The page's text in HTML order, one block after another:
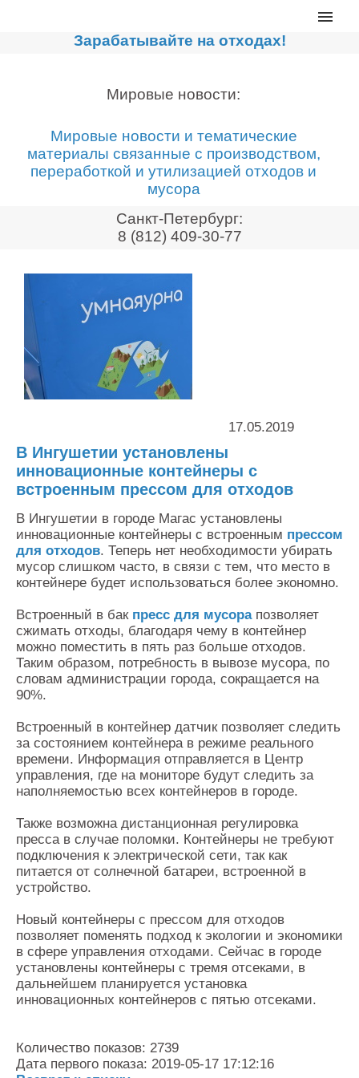
Главная
Сортировочные линии
Дробильное оборудование
Компакторы, контейнеры
Реализованные проекты
Видео
Мировые новости
О нас
Контакты
Оставить заявку
Зарабатывайте на отходах!
Мировые новости:
Мировые новости и тематические
материалы связанные с производством,
переработкой и утилизацией отходов и
мусора
Санкт-Петербург:
8 (812) 409-30-77
17.05.2019
В Ингушетии установлены
инновационные контейнеры с
встроенным прессом для отходов
В Ингушетии в городе Магас установлены
инновационные контейнеры с встроенным прессом
для отходов. Теперь нет необходимости убирать
мусор слишком часто, в связи с тем, что место в
контейнере будет использоваться более экономно.
Встроенный в бак пресс для мусорапозволяет
сжимать отходы, благодаря чему в контейнер
можно поместить в пять раз больше отходов.
Таким образом, потребность в вывозе мусора, по
словам администрации города, сокращается на
90%.
Встроенный в контейнер датчик позволяет следить
за состоянием контейнера в режиме реального
времени. Информация отправляется в Центр
управления, где на мониторе будут следить за
наполняемостью всех контейнеров в городе.
Также возможна дистанционная регулировка
пресса в случае поломки. Контейнеры не требуют
подключения к электрической сети, так как
питается от солнечной батареи, встроенной в
устройство.
Новый контейнеры с прессом для отходов
позволяет поменять подход к экологии и экономики
в сфере управления отходами. Сейчас в городе
установлены контейнеры с тремя отсеками, в
дальнейшем планируется установка
инновационных контейнеров с пятью отсеками.
Количество показов: 2739
Дата первого показа: 2019-05-17 17:12:16